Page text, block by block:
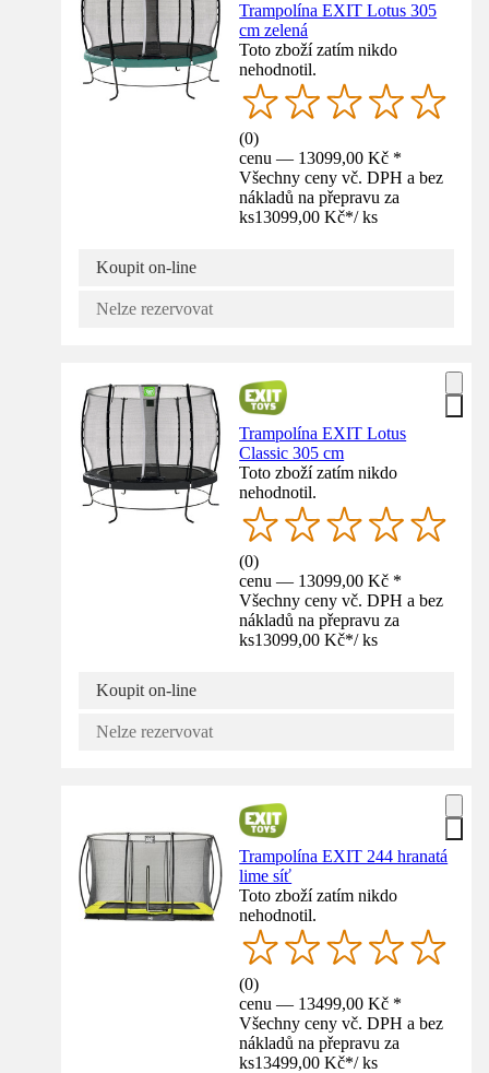
Trampolína EXIT Lotus 305
cm zelená
Toto zboží zatím nikdo
nehodnotil.
(0)
cenu — 13099,00 Kč *
Všechny ceny vč. DPH a bez
nákladů na přepravu za
ks13099,00 Kč*/ ks
Koupit on-line
Nelze rezervovat
Trampolína EXIT Lotus
Classic 305 cm
Toto zboží zatím nikdo
nehodnotil.
(0)
cenu — 13099,00 Kč *
Všechny ceny vč. DPH a bez
nákladů na přepravu za
ks13099,00 Kč*/ ks
Koupit on-line
Nelze rezervovat
Trampolína EXIT 244 hranatá
lime síť
Toto zboží zatím nikdo
nehodnotil.
(0)
cenu — 13499,00 Kč *
Všechny ceny vč. DPH a bez
nákladů na přepravu za
ks13499,00 Kč*/ ks